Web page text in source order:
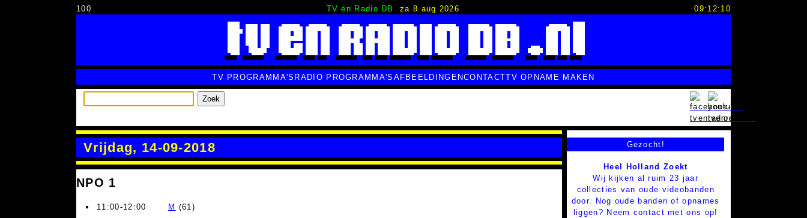
100 TV en Radio DB za 8 aug 2026 09:12:11
TV PROGRAMMA'S RADIO PROGRAMMA'S AFBEELDINGENCONTACTTV OPNAME MAKEN
Zoek
Vrijdag, 14-09-2018
NPO 1
11:00-12:00 M (61)
Gezocht!
Heel Holland Zoekt
Wij kijken al ruim 23 jaar
collecties van oude videobanden
door. Nog oude banden of opnames
liggen? Neem contact met ons op!